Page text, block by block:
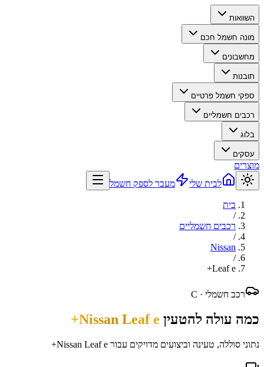
השוואות
מונה חשמל חכם
מחשבונים
תובנות
ספקי חשמל פרטיים
רכבים חשמליים
בלוג
עסקים
מוצרים
לבית שלי
מעבר לספק חשמל
בית
/
רכבים חשמליים
/
Nissan
/
Leaf e+
רכב חשמלי · C
כמה עולה להטעין Nissan Leaf e+
נתוני סוללה, טעינה וביצועים מדויקים עבור Nissan Leaf e+